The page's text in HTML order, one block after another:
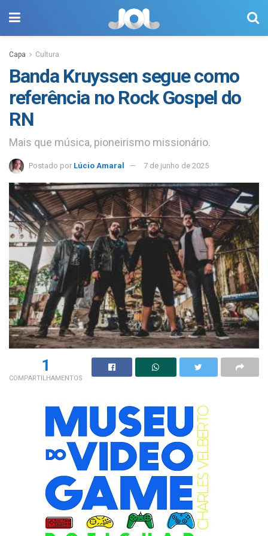
Capa Cultura
Banda Kruyssen segue como
referência no Rock Gospel do
RN
Mais que música, pioneirismo missionário.
Postado por Lúcio Amaral 7 de junho de 2025
1
COMPARTILHAMENTOS